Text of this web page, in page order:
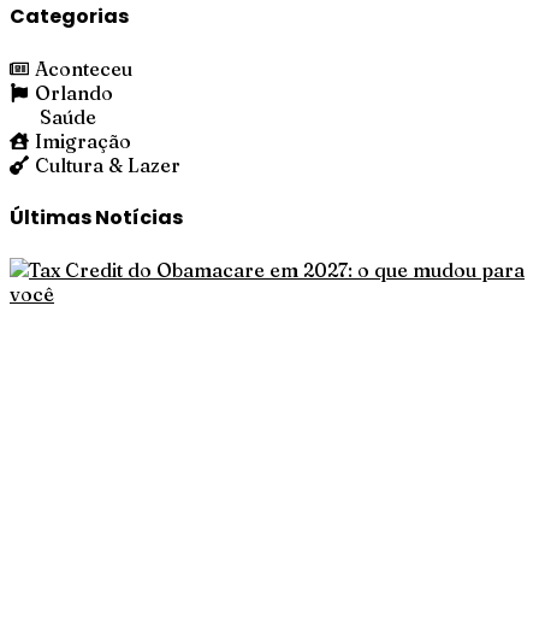
Categorias
Aconteceu
Orlando
Saúde
Imigração
Cultura & Lazer
Últimas Notícias